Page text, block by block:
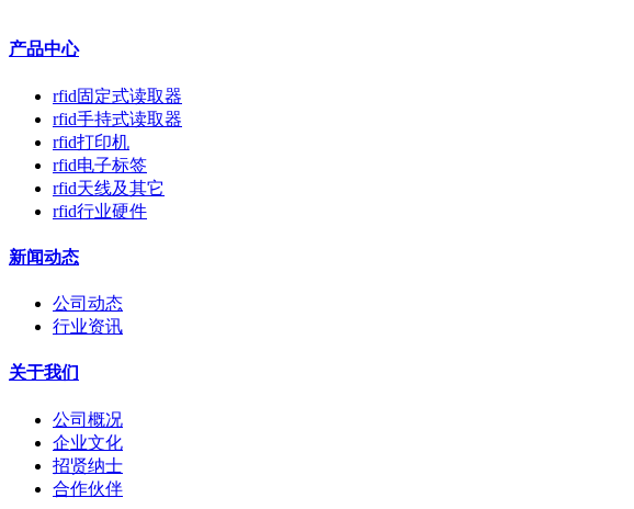
产品中心
rfid固定式读取器
rfid手持式读取器
rfid打印机
rfid电子标签
rfid天线及其它
rfid行业硬件
新闻动态
公司动态
行业资讯
关于我们
公司概况
企业文化
招贤纳士
合作伙伴